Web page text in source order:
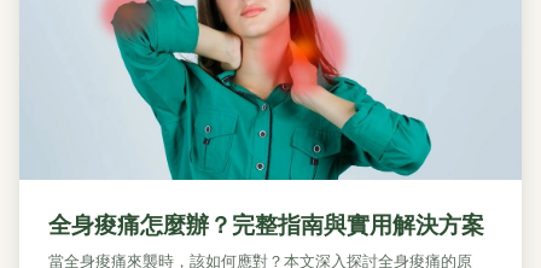
全身痠痛怎麼辦？完整指南與實用解決方案
當全身痠痛來襲時，該如何應對？本文深入探討全身痠痛的原